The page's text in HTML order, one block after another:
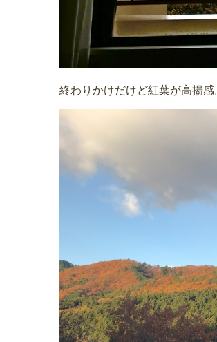
終わりかけだけど紅葉が高揚感